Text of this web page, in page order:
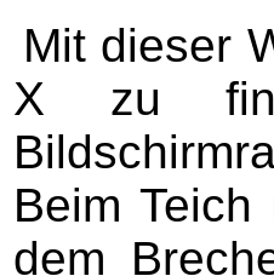
Mit dieser
X zu
Beim
dem